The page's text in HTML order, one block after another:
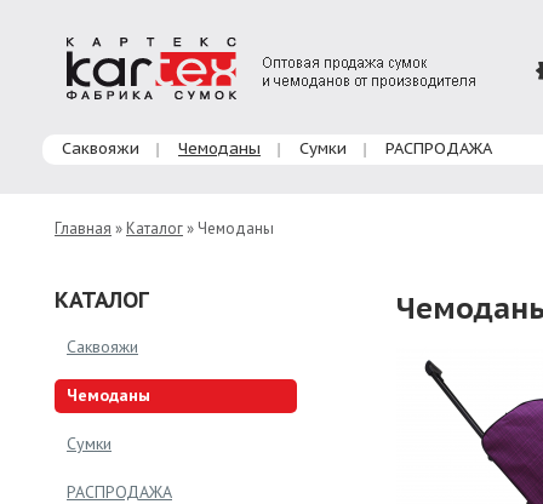
Главное меню
Саквояжи Чемоданы Сумки РАСПРОДАЖА
Главная » Каталог» Чемоданы
КАТАЛОГ
Саквояжи
Чемоданы
Сумки
РАСПРОДАЖА